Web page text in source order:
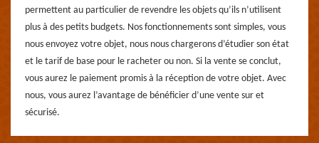
permettent au particulier de revendre les objets qu’ils n’utilisent
plus à des petits budgets. Nos fonctionnements sont simples, vous
nous envoyez votre objet, nous nous chargerons d’étudier son état
et le tarif de base pour le racheter ou non. Si la vente se conclut,
vous aurez le paiement promis à la réception de votre objet. Avec
nous, vous aurez l’avantage de bénéficier d’une vente sur et
sécurisé.